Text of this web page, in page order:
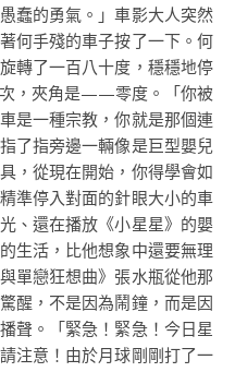
蠢的勇氣。」車影大人突然
何手殘的車子按了一下。何
轉了一百八十度，穩穩地停
，夾角是——零度。「你被
是一種宗教，你就是那個連
了指旁邊一輛像是巨型嬰兒
，從現在開始，你得學會如
準停入對面的針眼大小的車
、還在播放《小星星》的嬰
生活，比他想象中還要無理
單戀狂想曲》張水瓶從他那
醒，不是因為鬧鐘，而是因
聲。「緊急！緊急！今日星
注意！由於月球剛剛打了一